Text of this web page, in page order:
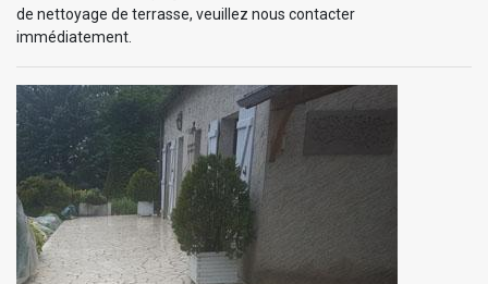
de nettoyage de terrasse, veuillez nous contacter
immédiatement.